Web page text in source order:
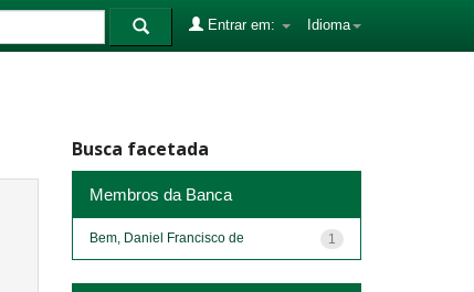
Idioma
Entrar em:
Busca facetada
Membros da Banca
1
Bem, Daniel Francisco de